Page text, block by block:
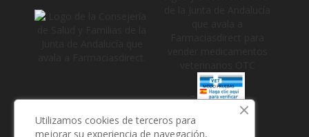
Utilizamos cookies de terceros para
mejorar su experiencia de navegación,